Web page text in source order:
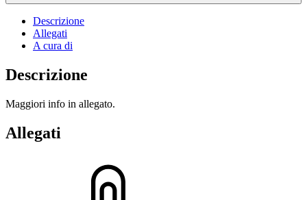
Descrizione
Allegati
A cura di
Descrizione
Maggiori info in allegato.
Allegati